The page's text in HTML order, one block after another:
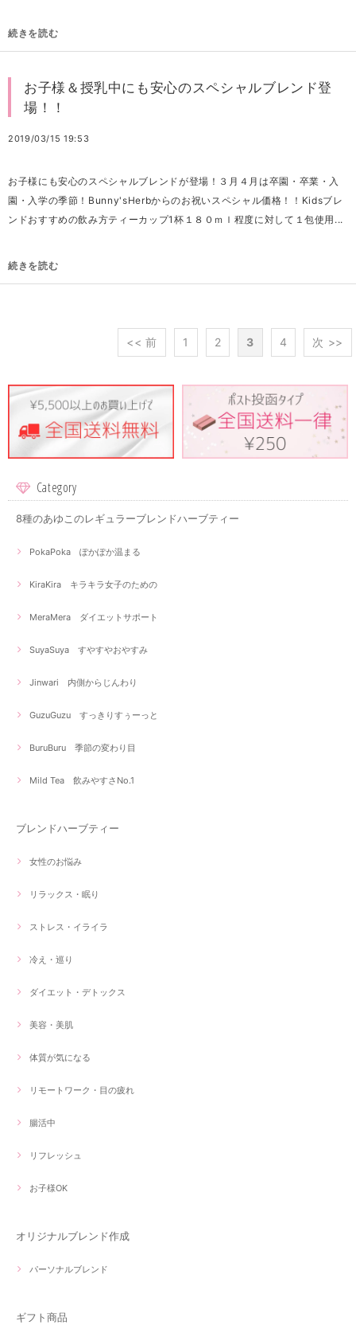
続きを読む
お子様＆授乳中にも安心のスペシャルブレンド登
場！！
2019/03/15 19:53
お子様にも安心のスペシャルブレンドが登場！３月４月は卒園・卒業・入
園・入学の季節！Bunny'sHerbからのお祝いスペシャル価格！！Kidsブレ
ンドおすすめの飲み方ティーカップ1杯１８０ｍｌ程度に対して１包使用...
続きを読む
<< 前 1 2 3 4 次 >>
Category
8種のあゆこのレギュラーブレンドハーブティー
PokaPoka ぽかぽか温まる
KiraKira キラキラ女子のための
MeraMera ダイエットサポート
SuyaSuya すやすやおやすみ
Jinwari 内側からじんわり
GuzuGuzu すっきりすぅーっと
BuruBuru 季節の変わり目
Mild Tea 飲みやすさNo.1
ブレンドハーブティー
女性のお悩み
リラックス・眠り
ストレス・イライラ
冷え・巡り
ダイエット・デトックス
美容・美肌
体質が気になる
リモートワーク・目の疲れ
腸活中
リフレッシュ
お子様OK
オリジナルブレンド作成
パーソナルブレンド
ギフト商品